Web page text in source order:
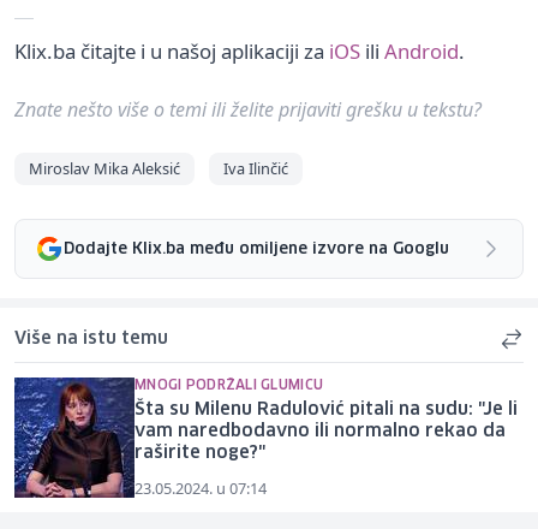
Klix.ba čitajte i u našoj aplikaciji za iOS ili Android.
Znate nešto više o temi ili želite prijaviti grešku u tekstu?
Miroslav Mika Aleksić Iva Ilinčić
Dodajte Klix.ba među omiljene izvore na Googlu
Više na istu temu
MNOGI PODRŽALI GLUMICU
Šta su Milenu Radulović pitali na sudu: "Je li
vam naredbodavno ili normalno rekao da
raširite noge?"
23.05.2024. u 07:14